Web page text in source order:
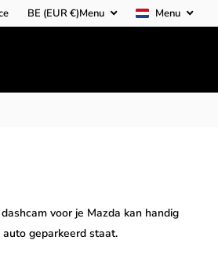
BE (EUR €)Menu Menu
dashcam voor je Mazda kan handig
geparkeerd staat.